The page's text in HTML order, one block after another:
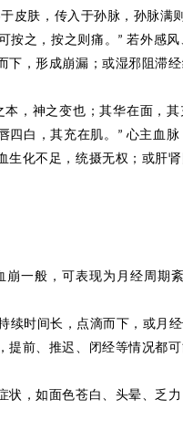
皮肤，传入于孙脉，孙脉满
按之，按之则痛。 ”若外感
，形成崩漏；或湿邪阻滞
本，神之变也；其华在面，其
四白，其充在肌。 ” 心主血
化不足，统摄无权；或肝
崩一般，可表现为月经周期
续时间长，点滴而下，或月
提前、推迟、闭经等情况都
状，如面色苍白、头晕、乏